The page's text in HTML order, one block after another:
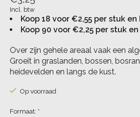
Incl. btw
Koop 18 voor €2,55 per stuk en
Koop 90 voor €2,25 per stuk en
Over zijn gehele areaal vaak een
Groeit in graslanden, bossen,
heidevelden en langs de kust.
Op voorraad
Formaat: *